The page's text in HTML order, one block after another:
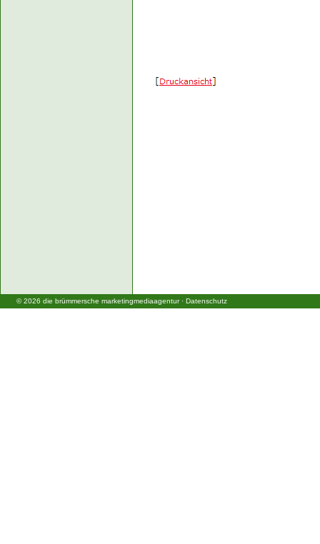
© 2026 die brümmersche marketingmediaagentur· Datenschutz